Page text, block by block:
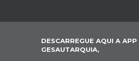
DESCARREGUE AQUI A APP
GESAUTARQUIA,